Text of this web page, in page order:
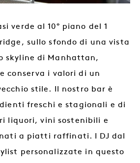
verde al 10° piano del 1
sullo sfondo di una vista
skyline di Manhattan,
conserva i valori di un
stile. Il nostro bar è
freschi e stagionali e di
liquori, vini sostenibili e
a piatti raffinati. I DJ dal
personalizzate in questo